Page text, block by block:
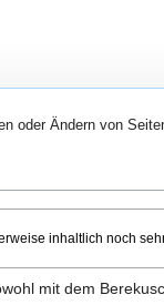
oder Ändern von
inhaltlich noch
mit dem